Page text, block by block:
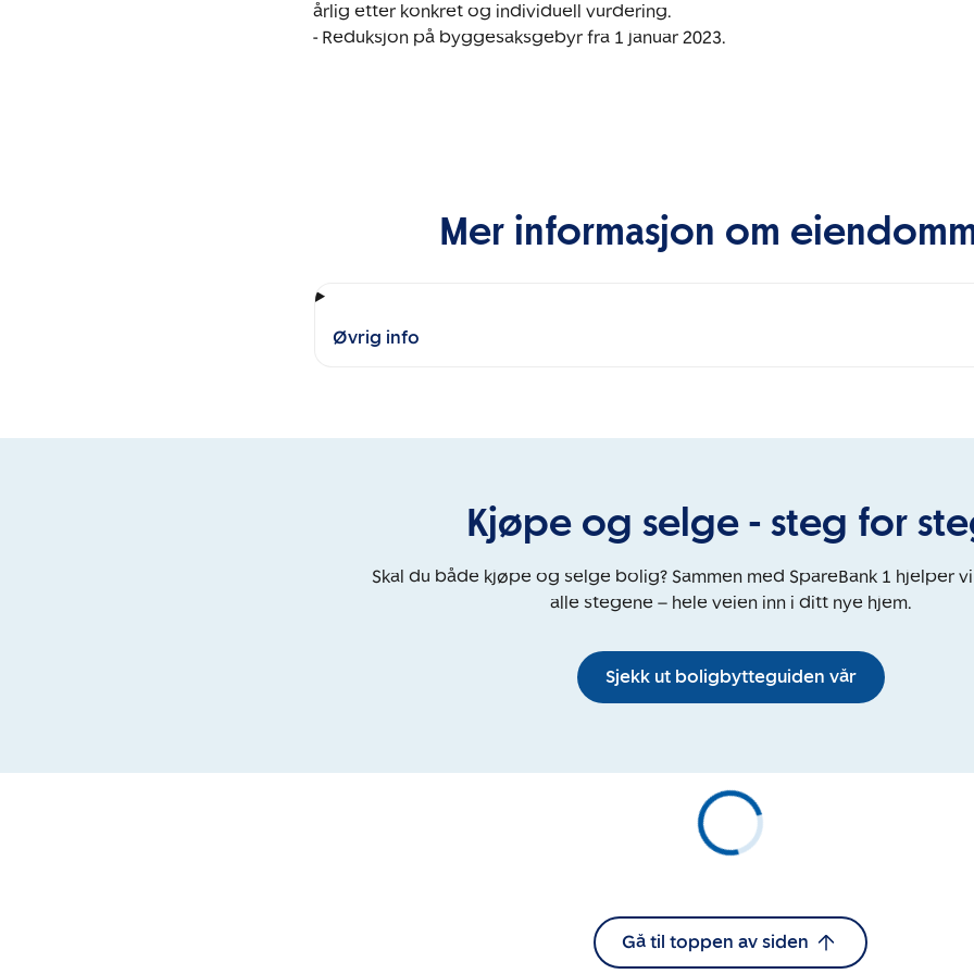
årlig etter konkret og individuell vurdering.
- Reduksjon på byggesaksgebyr fra 1 januar 2023.
Mer informasjon om
Øvrig info
Kjøpe og selge - steg for
Skal du både kjøpe og selge bolig? Sammen med SpareBank 1 hjelper
alle stegene – hele veien inn i ditt nye hjem.
Sjekk ut boligbytteguiden vår
Gå til toppen av siden